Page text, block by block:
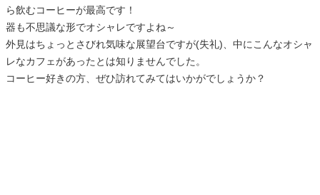
ら飲むコーヒーが最高です！
器も不思議な形でオシャレですよね～
外見はちょっとさびれ気味な展望台ですが(失礼)、中にこんなオシャ
レなカフェがあったとは知りませんでした。
コーヒー好きの方、ぜひ訪れてみてはいかがでしょうか？